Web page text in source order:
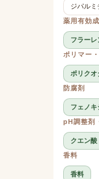
ジパルミ
薬用有効
フラーレ
ポリマー
ポリク
防腐剤
フェノ
pH調整剤
クエン酸
香料
香料